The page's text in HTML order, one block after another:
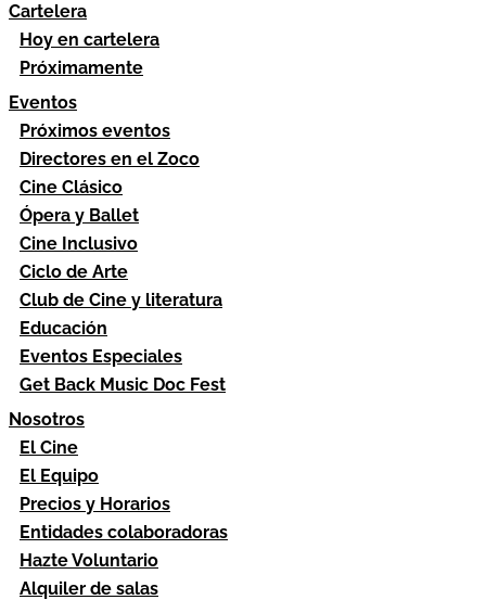
Cartelera
Hoy en cartelera
Próximamente
Eventos
Próximos eventos
Directores en el Zoco
Cine Clásico
Ópera y Ballet
Cine Inclusivo
Ciclo de Arte
Club de Cine y literatura
Educación
Eventos Especiales
Get Back Music Doc Fest
Nosotros
El Cine
El Equipo
Precios y Horarios
Entidades colaboradoras
Hazte Voluntario
Alquiler de salas